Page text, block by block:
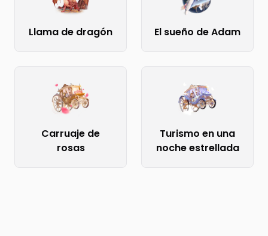
Llama de dragón El sueño de Adam
Carruaje de
rosas
Turismo en una
noche estrellada